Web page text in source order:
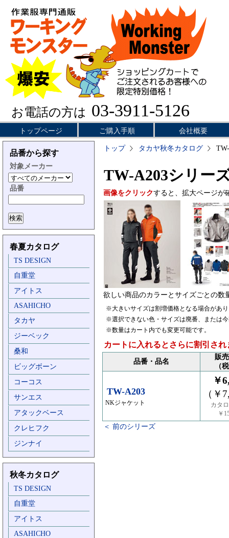
お電話の方は 03-3911-5126
トップページ ご購入手順 会社概要
品番から探す
対象メーカー
品番
春夏カタログ
TS DESIGN
自重堂
アイトス
ASAHICHO
タカヤ
ジーベック
桑和
ビッグボーン
コーコス
サンエス
アタックベース
クレヒフク
ジンナイ
秋冬カタログ
TS DESIGN
自重堂
アイトス
ASAHICHO
トップ タカヤ秋冬カタログ
TW-A203シリー
画像をクリックすると、拡大ページが
欲しい商品のカラーとサイズごとの数
※大きいサイズは割増価格となる場合があ
※選択できない色・サイズは廃番、または
※数量はカート内でも変更可能です。
カートに入れるとさらに割引され
品番・品名
販
（
TW-A203
NKジャケット
￥
（￥
カタ
￥
＜ 前のシリーズ